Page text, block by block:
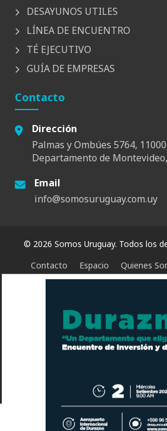
DESAYUNOS UTILES
LÍNEA DE ENCUENTRO
TÉ EJECUTIVO
GUÍA DE EMPRESAS
Contacto
Dirección
Palmas y Ombúes 5764,
Departamento de
Email
info@somosuruguay.com.uy
© 2026 Somos Uruguay. Todos los
Contacto
Espacio Quienes